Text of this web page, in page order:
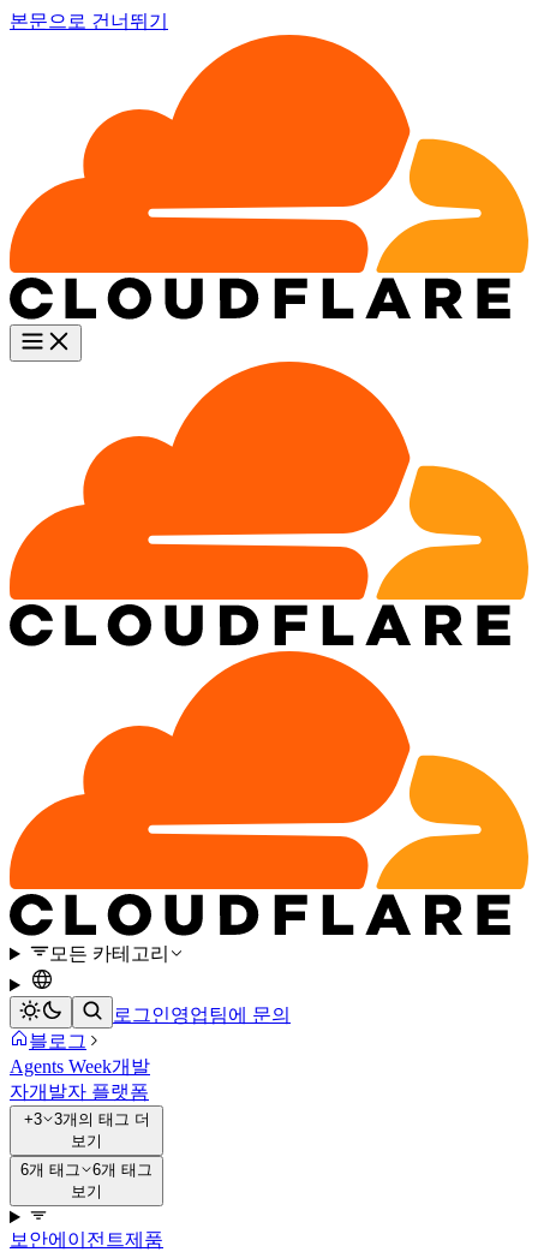
본문으로 건너뛰기
모든 카테고리
로그인영업팀에 문의
블로그
Agents Week개발
자개발자 플랫폼
+3
3개의 태그 더
보기
6개 태그
6개 태그
보기
보안에이전트제품